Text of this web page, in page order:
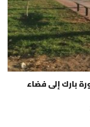
بارك إلى فضاء